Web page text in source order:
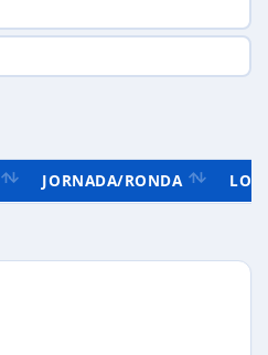
JORNADA/RONDA